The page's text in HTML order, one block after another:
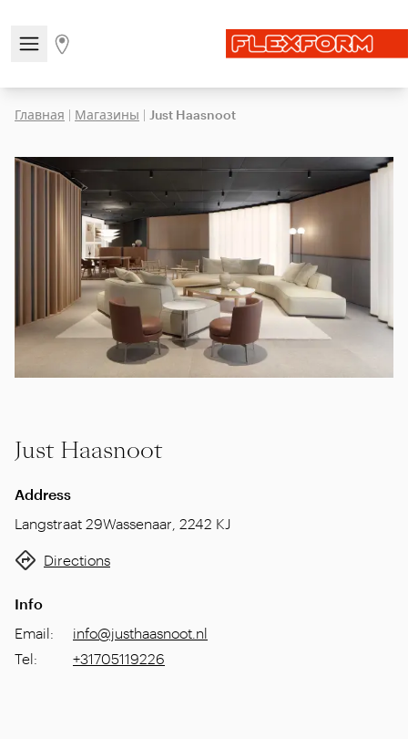
Open/close the navigation menu
Go to stores page
Главная | Магазины | Just Haasnoot
Just Haasnoot
Address
Langstraat 29Wassenaar 2242 KJ
Directions
Info
Email:
info@justhaasnoot.nl
Tel: +31705119226